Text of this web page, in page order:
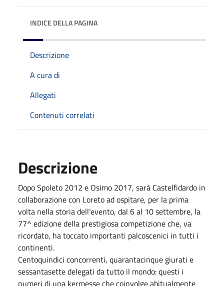
INDICE DELLA PAGINA
Descrizione
A cura di
Allegati
Contenuti correlati
Descrizione
Dopo Spoleto 2012 e Osimo 2017, sarà Castelfidardo in
collaborazione con Loreto ad ospitare, per la prima
volta nella storia dell’evento, dal 6 al 10 settembre, la
77^ edizione della prestigiosa competizione che, va
ricordato, ha toccato importanti palcoscenici in tutti i
continenti.
Centoquindici concorrenti, quarantacinque giurati e
sessantasette delegati da tutto il mondo: questi i
numeri di una kermesse che coinvolge abitualmente